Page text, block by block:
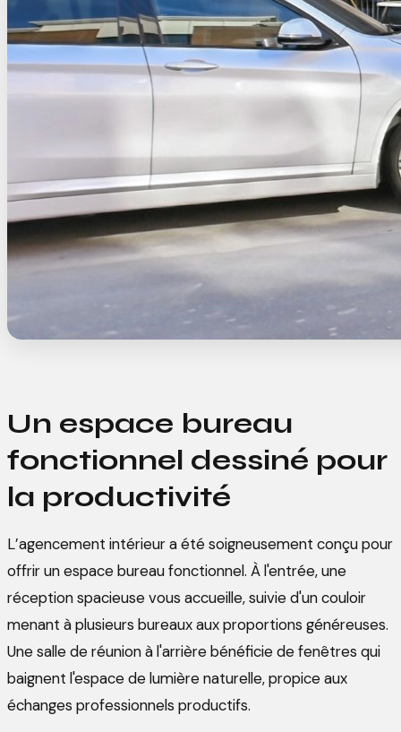
Un espace bureau
fonctionnel dessiné pour
la productivité
L’agencement intérieur a été soigneusement conçu pour
offrir un espace bureau fonctionnel. À l'entrée, une
réception spacieuse vous accueille, suivie d'un couloir
menant à plusieurs bureaux aux proportions généreuses.
Une salle de réunion à l'arrière bénéficie de fenêtres qui
baignent l'espace de lumière naturelle, propice aux
échanges professionnels productifs.